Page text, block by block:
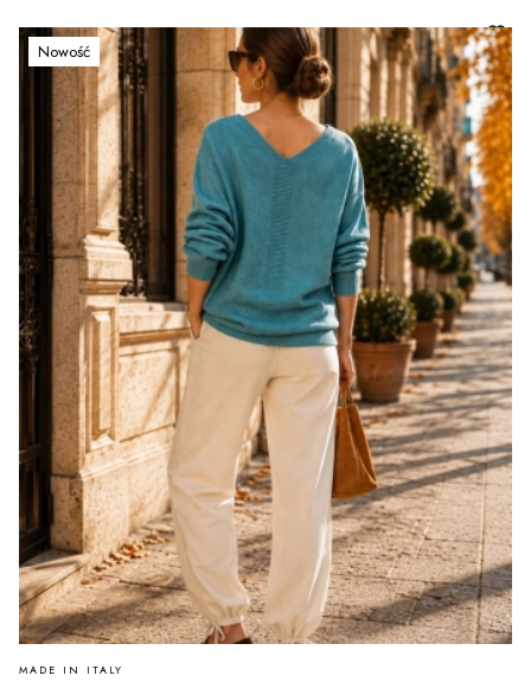
Nowość
PRODUCENT
MADE IN ITALY